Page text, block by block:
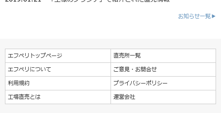
お知らせ一覧▶
エフペリトップページ
直売所一覧
エフペリについて
ご意見・お問合せ
利用規約
プライバシーポリシー
工場直売とは
運営会社